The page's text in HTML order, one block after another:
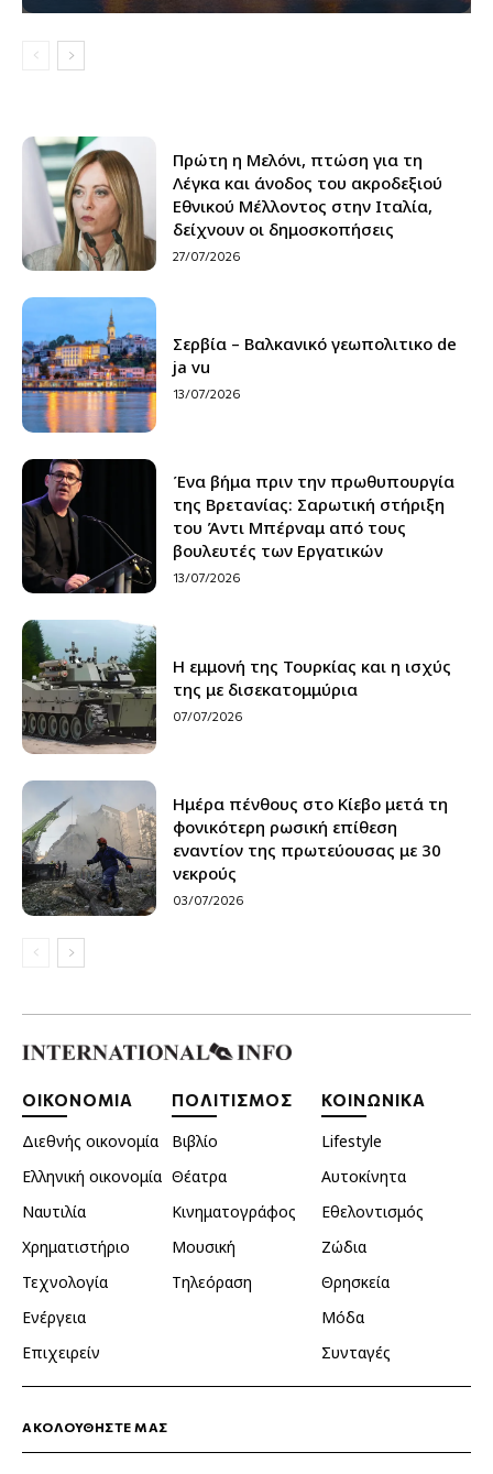
Πρώτη η Μελόνι, πτώση για τη
Λέγκα και άνοδος του ακροδεξιού
Εθνικού Μέλλοντος στην Ιταλία,
δείχνουν οι δημοσκοπήσεις
27/07/2026
Σερβία – Βαλκανικό γεωπολιτικο de
ja vu
13/07/2026
Ένα βήμα πριν την πρωθυπουργία
της Βρετανίας: Σαρωτική στήριξη
του Άντι Μπέρναμ από τους
βουλευτές των Εργατικών
13/07/2026
H εμμονή της Τουρκίας και η ισχύς
της με δισεκατομμύρια
07/07/2026
Ημέρα πένθους στο Κίεβο μετά τη
φονικότερη ρωσική επίθεση
εναντίον της πρωτεύουσας με 30
νεκρούς
03/07/2026
ΟΙΚΟΝΟΜΙΑ
Διεθνής οικονομία
Ελληνική οικονομία
Ναυτιλία
Χρηματιστήριο
Τεχνολογία
Ενέργεια
Επιχειρείν
ΠΟΛΙΤΙΣΜΟΣ
Βιβλίο
Θέατρα
Κινηματογράφος
Μουσική
Τηλεόραση
ΚΟΙΝΩΝΙΚΑ
Lifestyle
Αυτοκίνητα
Εθελοντισμός
Ζώδια
Θρησκεία
Μόδα
Συνταγές
ΑΚΟΛΟΥΘΗΣΤΕ ΜΑΣ